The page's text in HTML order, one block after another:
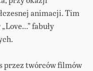
animacji. Tim
fabuły
przez twórców filmów